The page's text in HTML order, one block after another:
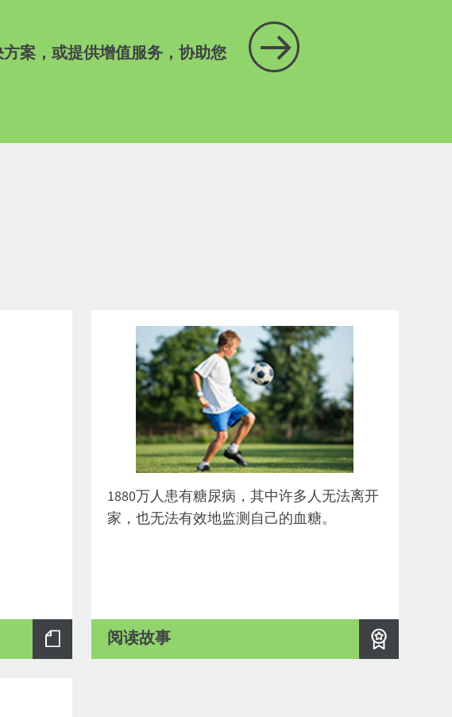
案，或提供增值服务，协助您
1880万人患有糖尿病，其中许多人无法离开
家，也无法有效地监测自己的血糖。
阅读故事